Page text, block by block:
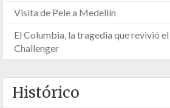
Visita de Pele a Medellín
El Columbia, la tragedia que revivió
Challenger
Histórico